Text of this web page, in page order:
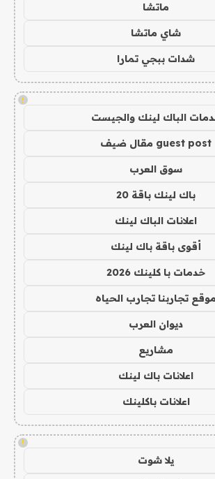
ماتشا
شاي ماتشا
شدات ببجي تمارا
!
الباك لينك والجيست
guest post مقال ضيف
سوق العرب
باك لينك باقة 20
اعلانات الباك لينك
أقوى باقة باك لينك
خدمات با كلينك 2026
موقع تجاربنا تجارب الحياه
ديوان العرب
مشاريع
اعلانات باك لينك
اعلانات باكلينك
!
يلا شوت